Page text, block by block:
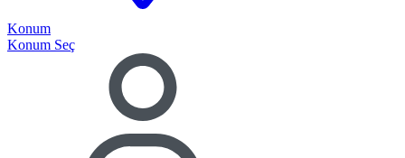
Konum
Konum Seç